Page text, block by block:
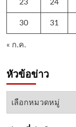
23 24
30 31
« ก.ค.
หัวข้อข่าว
หัวข้อ